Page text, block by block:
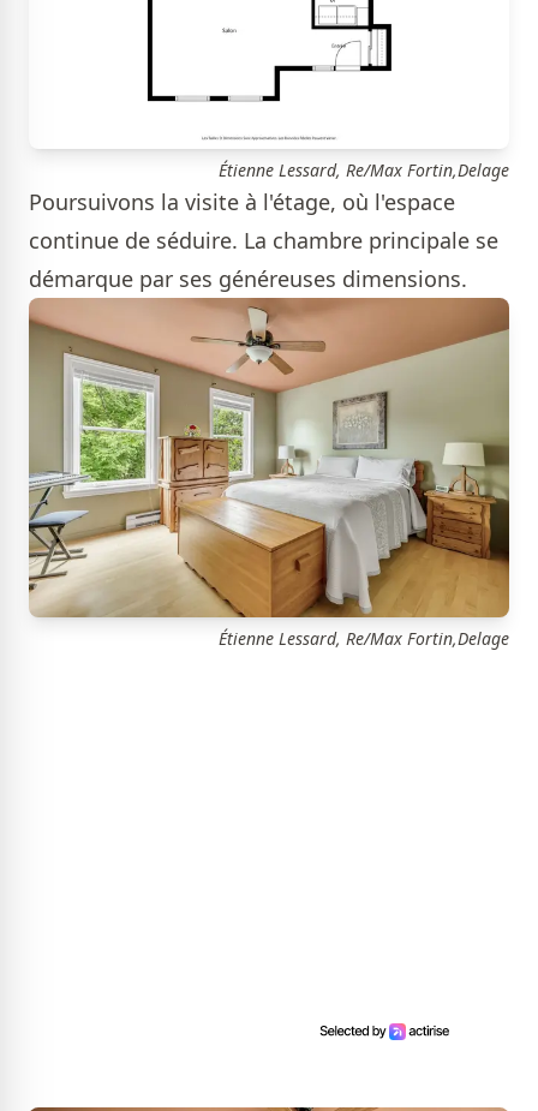
Étienne Lessard, Re/Max Fortin,Delage
Poursuivons la visite à l'étage, où l'espace
continue de séduire. La chambre principale se
démarque par ses généreuses dimensions.
Étienne Lessard, Re/Max Fortin,Delage